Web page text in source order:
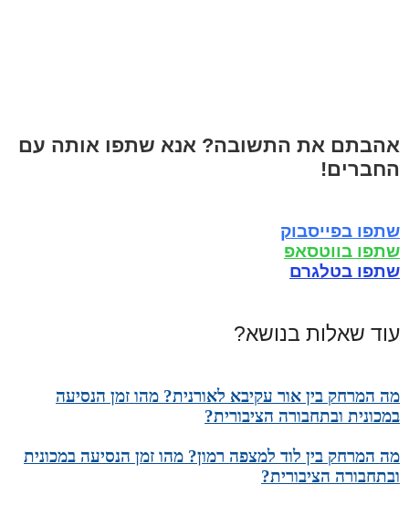
אהבתם את התשובה? אנא שתפו אותה עם
החברים!
שתפו בפייסבוק
שתפו בווטסאפ
שתפו בטלגרם
עוד שאלות בנושא?
מה המרחק בין אור עקיבא לאורנית? מהו זמן הנסיעה
במכונית ובתחבורה הציבורית?
מה המרחק בין לוד למצפה רמון? מהו זמן הנסיעה במכונית
ובתחבורה הציבורית?